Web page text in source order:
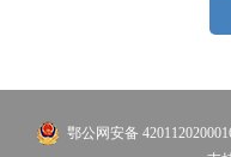
鄂公网安备